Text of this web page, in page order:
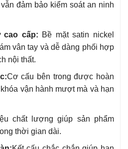
đảm bảo kiểm soát an ninh
cao cấp: Bề mặt satin nickel
vân tay và dễ dàng phối hợp
nội thất.
Cơ cấu bên trong được hoàn
vận hành mượt mà và hạn
chất lượng giúp sản phẩm
thời gian dài.